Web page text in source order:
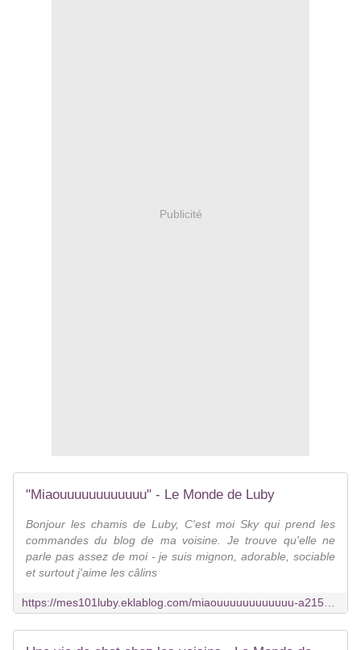
Publicité
"Miaouuuuuuuuuuuu" - Le Monde de Luby
Bonjour les chamis de Luby, C'est moi Sky qui prend les
commandes du blog de ma voisine. Je trouve qu'elle ne
parle pas assez de moi - je suis mignon, adorable, sociable
et surtout j'aime les câlins